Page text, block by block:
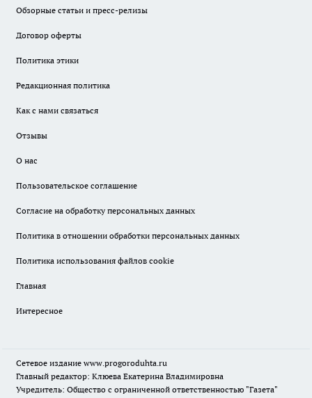
Обзорные статьи и пресс-релизы
Договор оферты
Политика этики
Редакционная политика
Как с нами связаться
Отзывы
О нас
Пользовательское соглашение
Согласие на обработку персональных данных
Политика в отношении обработки персональных данных
Политика использования файлов cookie
Главная
Интересное
Сетевое издание www.progoroduhta.ru
Главный редактор: Клюева Екатерина Владимировна
Учредитель: Общество с ограниченной ответственностью "Газета"